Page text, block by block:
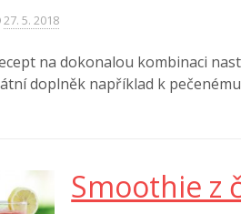
27. 5. 2018
na dokonalou kombinaci
doplněk například k
Smoothie z